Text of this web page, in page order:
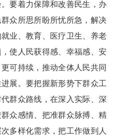
要着力保障和改善民生，办
众所思所盼所忧所急，解决
业、教育、医疗卫生、养老
使人民获得感、幸福感、安
可持续，推动全体人民共同
展。要把握新形势下群众工
群众路线，在深入实际、深
众感情、把准群众脉搏、精
多样化需求，把工作做到人